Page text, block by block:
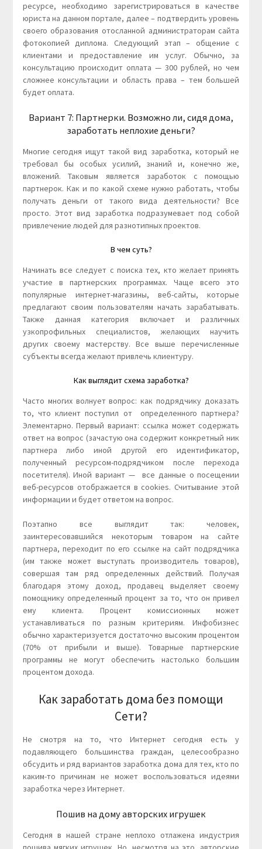
ресурсе, необходимо зарегистрироваться в качестве
юриста на данном портале, далее – подтвердить уровень
своего образования отосланной администраторам сайта
фотокопией диплома. Следующий этап – общение с
клиентами и предоставление им услуг. Обычно, за
консультацию происходит оплата — 300 рублей, но чем
сложнее консультации и область права – тем большей
будет оплата.
Вариант 7: Партнерки. Возможно ли, сидя дома,
заработать неплохие деньги?
Многие сегодня ищут такой вид заработка, который не
требовал бы особых усилий, знаний и, конечно же,
вложений. Таковым является заработок с помощью
партнерок. Как и по какой схеме нужно работать, чтобы
получать деньги от такого вида деятельности? Все
просто. Этот вид заработка подразумевает под собой
привлечение людей для разнотипных проектов.
В чем суть?
Начинать все следует с поиска тех, кто желает принять
участие в партнерских программах. Чаще всего это
популярные интернет-магазины, веб-сайты, которые
предлагают своим пользователям начать зарабатывать.
Также данная категория включает и различных
узкопрофильных специалистов, желающих научить
других своему мастерству. Все выше перечисленные
субъекты всегда желают привлечь клиентуру.
Как выглядит схема заработка?
Часто многих волнует вопрос: как подрядчику доказать
то, что клиент поступил от определенного партнера?
Элементарно. Первый вариант: ссылка может содержать
ответ на вопрос (зачастую она содержит конкретный ник
партнера либо иной другой его идентификатор,
полученный ресурсом-подрядчиком после перехода
посетителя). Иной вариант — все данные о посещении
веб-ресурсов отображается в cookies. Считывание этой
информации и будет ответом на вопрос.
Поэтапно все выглядит так: человек,
заинтересовавшийся некоторым товаром на сайте
партнера, переходит по его ссылке на сайт подрядчика
(им также может выступать производитель товаров),
совершая там ряд определенных действий. Получая
благодаря этому доход, продавец выделяет своему
помощнику определенный процент за то, что он привел
ему клиента. Процент комиссионных может
устанавливаться по разным критериям. Инфобизнес
обычно характеризуется достаточно высоким процентом
(70% от прибыли и выше). Товарные партнерские
программы не могут обеспечить настолько большим
процентом дохода.
Как заработать дома без помощи
Сети?
Не смотря на то, что Интернет сегодня есть у
подавляющего большинства граждан, целесообразно
обсудить и ряд вариантов заработка дома для тех, кто по
каким-то причинам не может воспользоваться идеями
заработка через Интернет.
Пошив на дому авторских игрушек
Сегодня в нашей стране неплохо отлажена индустрия